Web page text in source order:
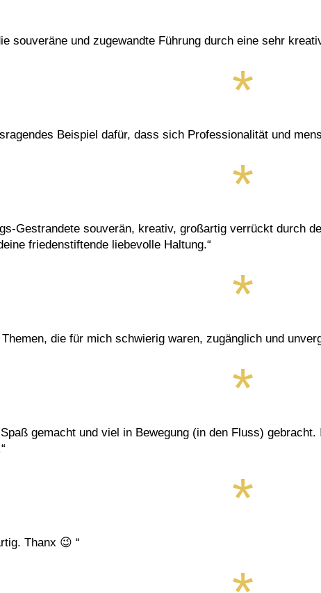
souveräne und zugewandte Führung durch eine sehr
Beispiel dafür, dass sich Professionalität und
Gestrandete souverän, kreativ, großartig verrückt durch
friedenstiftende liebevolle Haltung.“
die für mich schwierig waren, zugänglich und
gemacht und viel in Bewegung (in den Fluss)
Thanx 😉 “